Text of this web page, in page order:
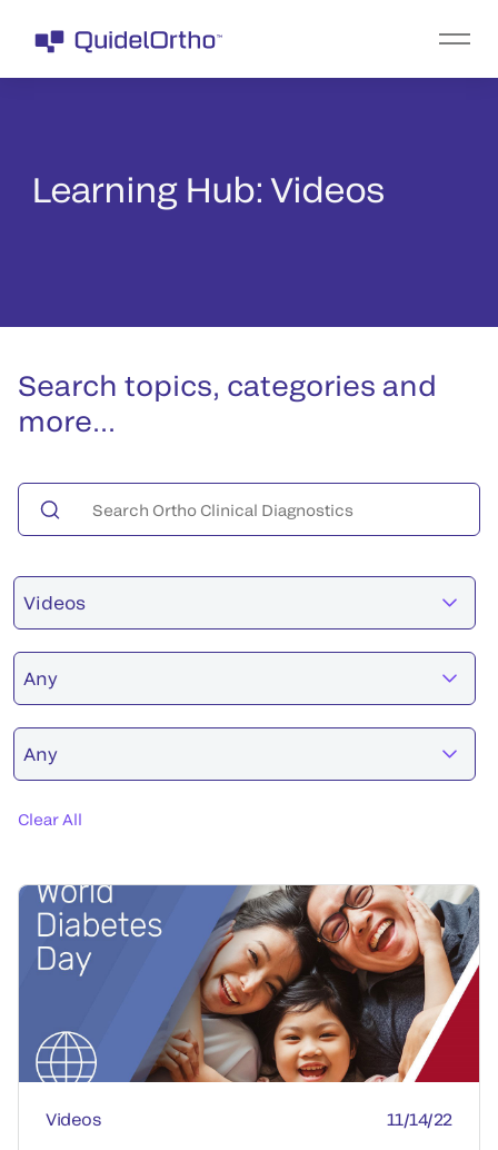
Learning Hub: Videos
Search topics, categories and
more...
Clear All
Videos
Any
Any
Videos 11/14/22